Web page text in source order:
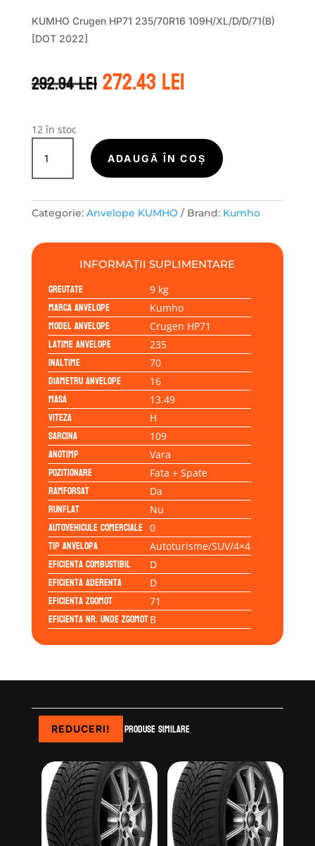
KUMHO Crugen HP71 235/70R16 109H/XL/D/D/71(B)
[DOT 2022]
292.94leiPrețul
inițial
292.94 lei.
272.43leiPrețul
curent
12 în stoc
Cantitate
Kumho
CRUGEN
235/70R16
ADAUGĂ ÎN COȘ
Categorie: Anvelope KUMHO Brand: Kumho
INFORMAȚII SUPLIMENTARE
Greutate 9 kg
Marca anvelope Kumho
Model anvelope Crugen HP71
Latime anvelope 235
Inaltime 70
Diametru anvelope 16
Masa 13.49
Viteza H
Sarcina 109
Anotimp Vara
Pozitionare Fata + Spate
Ramforsat Da
Runflat Nu
Autovehicule comerciale 0
Tip anvelopa Autoturisme/SUV/4×4
Eficienta Combustibil D
Eficienta Aderenta D
Eficienta Zgomot 71
Eficienta Nr. Unde ZgomotB
Produse similare
REDUCERI!
REDUCERI!
REDUCERI!
REDUCERI!